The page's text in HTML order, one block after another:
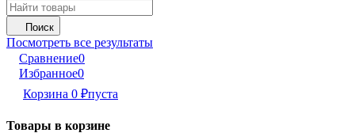
Поиск
Посмотреть все результаты
Сравнение0
Избранное0
Корзина 0 ₽пуста
Товары в корзине